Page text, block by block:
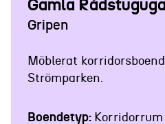
Gamla
Gripen
Möblerat
Strömparken.
Boendetyp Korridorrum